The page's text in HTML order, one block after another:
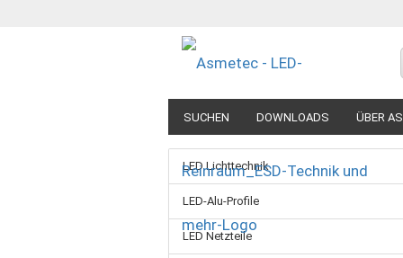
SUCHEN DOWNLOADS ÜBER
LED Lichttechnik
LED-Alu-Profile
LED Netzteile